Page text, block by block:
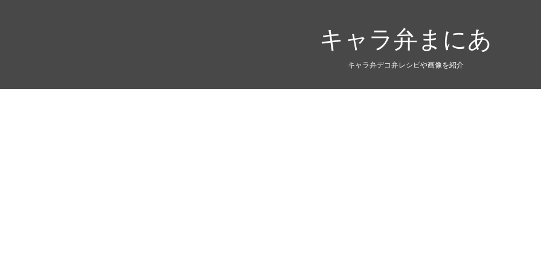
キャラ弁まにあ
キャラ弁デコ弁レシピや画像を紹介